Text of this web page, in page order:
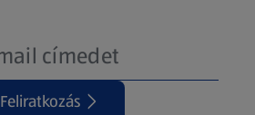
Feliratkozás